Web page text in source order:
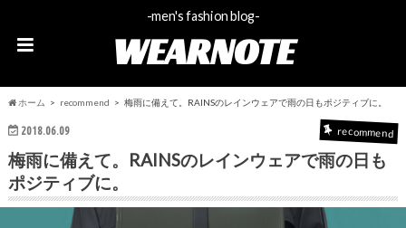
-men's fashion blog-
WEARNOTE
ホーム recommend 梅雨に備えて。RAINSのレインウェアで雨の日もポジティブに。
2018.06.09 recommend
梅雨に備えて。RAINSのレインウェアで雨の日も
ポジティブに。